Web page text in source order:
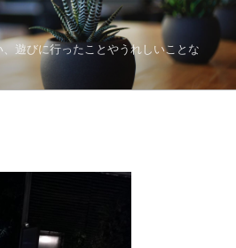
遊びに行ったことやうれしいことな